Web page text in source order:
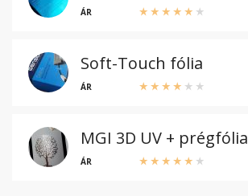
ÁR
Soft-Touch fólia
ÁR
MGI 3D UV + prégfólia
ÁR